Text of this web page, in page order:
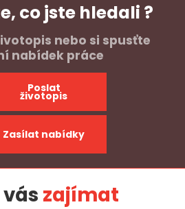
co jste hledali ?
nebo si spusťte
nabídek práce
Poslat
životopis
Zasílat nabídky
zajímat